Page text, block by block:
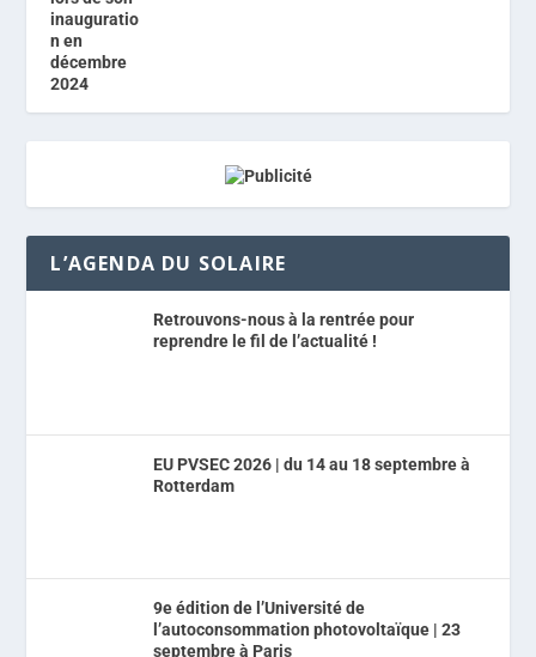
L’AGENDA DU SOLAIRE
Retrouvons-nous à la rentrée pour
reprendre le fil de l’actualité !
EU PVSEC 2026 | du 14 au 18 septembre à
Rotterdam
9e édition de l’Université de
l’autoconsommation photovoltaïque | 23
septembre à Paris